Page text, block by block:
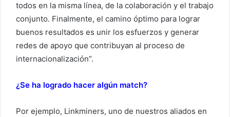
todos en la misma línea, de la colaboración y el trabajo
conjunto. Finalmente, el camino óptimo para lograr
buenos resultados es unir los esfuerzos y generar
redes de apoyo que contribuyan al proceso de
internacionalización”.
¿Se ha logrado hacer algún match?
Por ejemplo, Linkminers, uno de nuestros aliados en